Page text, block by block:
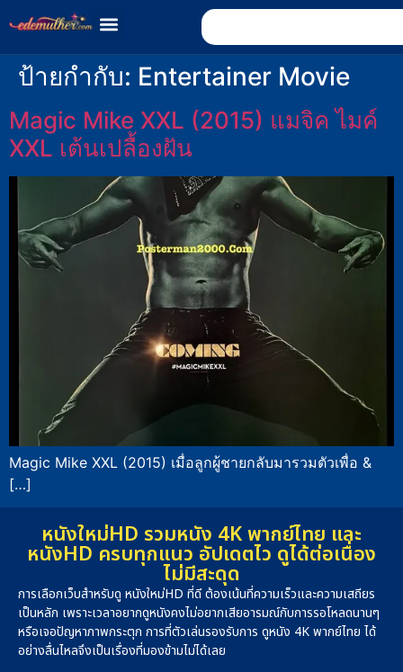
ป้ายกำกับ: Entertainer Movie
Magic Mike XXL (2015) แมจิค ไมค์
XXL เต้นเปลื้องฝัน
Magic Mike XXL (2015) เมื่อลูกผู้ชายกลับมารวมตัวเพื่อ &
[…]
หนังใหม่HD รวมหนัง 4K พากย์ไทย และ
หนังHD ครบทุกแนว อัปเดตไว ดูได้ต่อเนื่อง
ไม่มีสะดุด
การเลือกเว็บสำหรับดู หนังใหม่HD ที่ดี ต้องเน้นที่ความเร็วและความเสถียร
เป็นหลัก เพราะเวลาอยากดูหนังคงไม่อยากเสียอารมณ์กับการรอโหลดนานๆ
หรือเจอปัญหาภาพกระตุก การที่ตัวเล่นรองรับการ ดูหนัง 4K พากย์ไทย ได้
อย่างลื่นไหลจึงเป็นเรื่องที่มองข้ามไม่ได้เลย